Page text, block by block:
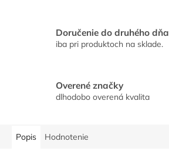
Doručenie do druhého dňa
iba pri produktoch na sklade.
Overené značky
dlhodobo overená kvalita
Popis Hodnotenie